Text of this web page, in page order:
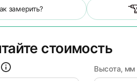
замерить?
стоимость
Высота, мм